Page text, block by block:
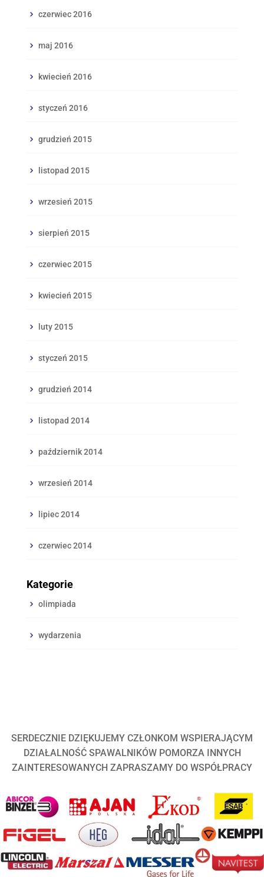
czerwiec 2016
maj 2016
kwiecień 2016
styczeń 2016
grudzień 2015
listopad 2015
wrzesień 2015
sierpień 2015
czerwiec 2015
kwiecień 2015
luty 2015
styczeń 2015
grudzień 2014
listopad 2014
październik 2014
wrzesień 2014
lipiec 2014
czerwiec 2014
Kategorie
olimpiada
wydarzenia
SERDECZNIE DZIĘKUJEMY CZŁONKOM WSPIERAJĄCYM
DZIAŁALNOŚĆ SPAWALNIKÓW POMORZA INNYCH
ZAINTERESOWANYCH ZAPRASZAMY DO WSPÓŁPRACY